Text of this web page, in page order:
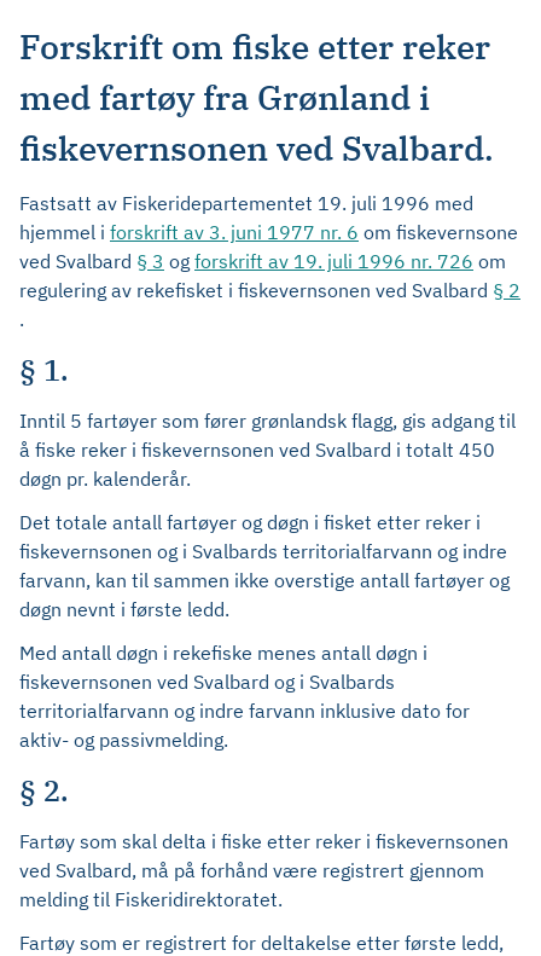
Forskrift om fiske etter reker
med fartøy fra Grønland i
fiskevernsonen ved Svalbard.
Fastsatt av Fiskeridepartementet 19. juli 1996 med
hjemmel i forskrift av 3. juni 1977 nr. 6 om fiskevernsone
ved Svalbard § 3 og forskrift av 19. juli 1996 nr. 726 om
regulering av rekefisket i fiskevernsonen ved Svalbard § 2
.
§ 1.
Inntil 5 fartøyer som fører grønlandsk flagg, gis adgang til
å fiske reker i fiskevernsonen ved Svalbard i totalt 450
døgn pr. kalenderår.
Det totale antall fartøyer og døgn i fisket etter reker i
fiskevernsonen og i Svalbards territorialfarvann og indre
farvann, kan til sammen ikke overstige antall fartøyer og
døgn nevnt i første ledd.
Med antall døgn i rekefiske menes antall døgn i
fiskevernsonen ved Svalbard og i Svalbards
territorialfarvann og indre farvann inklusive dato for
aktiv- og passivmelding.
§ 2.
Fartøy som skal delta i fiske etter reker i fiskevernsonen
ved Svalbard, må på forhånd være registrert gjennom
melding til Fiskeridirektoratet.
Fartøy som er registrert for deltakelse etter første ledd,